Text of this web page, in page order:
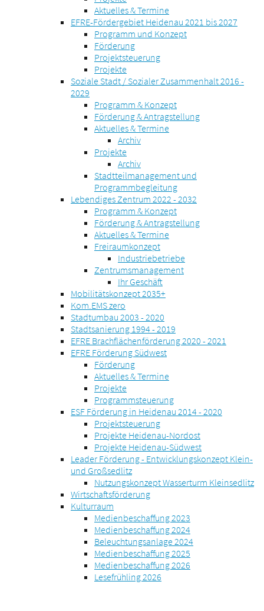
Aktuelles & Termine
EFRE-Fördergebiet Heidenau 2021 bis 2027
Programm und Konzept
Förderung
Projektsteuerung
Projekte
Soziale Stadt / Sozialer Zusammenhalt 2016 -
2029
Programm & Konzept
Förderung & Antragstellung
Aktuelles & Termine
Archiv
Projekte
Archiv
Stadtteilmanagement und
Programmbegleitung
Lebendiges Zentrum 2022 - 2032
Programm & Konzept
Förderung & Antragstellung
Aktuelles & Termine
Freiraumkonzept
Industriebetriebe
Zentrumsmanagement
Ihr Geschäft
Mobilitätskonzept 2035+
Kom.EMS zero
Stadtumbau 2003 - 2020
Stadtsanierung 1994 - 2019
EFRE Brachflächenförderung 2020 - 2021
EFRE Förderung Südwest
Förderung
Aktuelles & Termine
Projekte
Programmsteuerung
ESF Förderung in Heidenau 2014 - 2020
Projektsteuerung
Projekte Heidenau-Nordost
Projekte Heidenau-Südwest
Leader Förderung - Entwicklungskonzept Klein-
und Großsedlitz
Nutzungskonzept Wasserturm Kleinsedlitz
Wirtschaftsförderung
Kulturraum
Medienbeschaffung 2023
Medienbeschaffung 2024
Beleuchtungsanlage 2024
Medienbeschaffung 2025
Medienbeschaffung 2026
Lesefrühling 2026